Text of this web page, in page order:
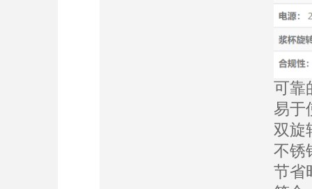
可靠
易于
双旋
不锈
节省